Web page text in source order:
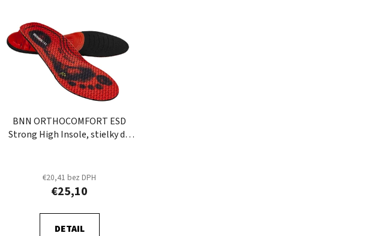
BNN ORTHOCOMFORT ESD
Strong High Insole, stielky do
€20,41 bez DPH
€25,10
DETAIL